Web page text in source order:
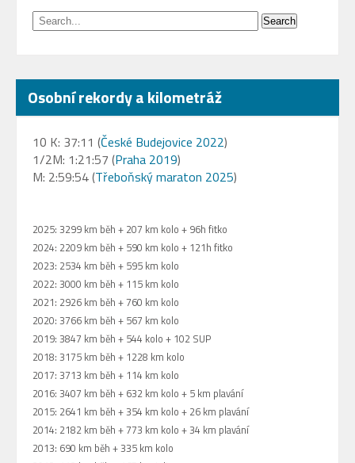
Osobní rekordy a kilometráž
10 K: 37:11 (České Budejovice 2022)
1/2M: 1:21:57 (Praha 2019)
M: 2:59:54 (Třeboňský maraton 2025)
2025: 3299 km běh + 207 km kolo + 96h fitko
2024: 2209 km běh + 590 km kolo + 121h fitko
2023: 2534 km běh + 595 km kolo
2022: 3000 km běh + 115 km kolo
2021: 2926 km běh + 760 km kolo
2020: 3766 km běh + 567 km kolo
2019: 3847 km běh + 544 kolo + 102 SUP
2018: 3175 km běh + 1228 km kolo
2017: 3713 km běh + 114 km kolo
2016: 3407 km běh + 632 km kolo + 5 km plavání
2015: 2641 km běh + 354 km kolo + 26 km plavání
2014: 2182 km běh + 773 km kolo + 34 km plavání
2013: 690 km běh + 335 km kolo